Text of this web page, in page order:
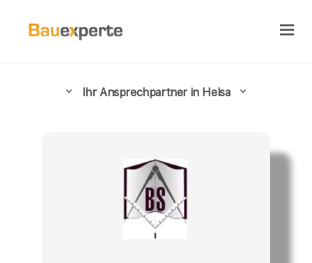
Ihr Ansprechpartner in Helsa